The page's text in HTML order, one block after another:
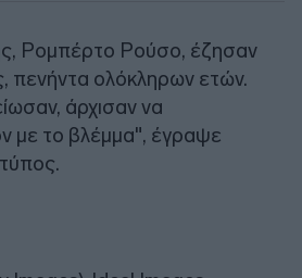
Ρομπέρτο Ρούσο, έζησαν
πενήντα ολόκληρων ετών.
άρχισαν να
με το βλέμμα", έγραψε